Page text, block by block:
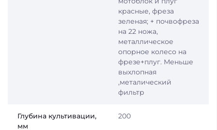
красные, фреза
зеленая; + почвофреза
на 22 ножа,
металлическое
опорное колесо на
фрезе+плуг. Меньше
выхлопная
,металический
фильтр
Глубина культивации,
мм
200